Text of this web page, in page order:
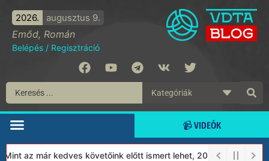
2026. augusztus 9.
Emőd, Román
Belépés / Regisztráció
📹 VIDEÓK
az már kedves követőink előtt ismert lehet, 2023-tól a